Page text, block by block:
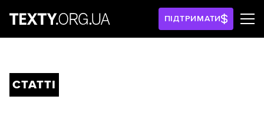
ПІДТРИМАТИ
СТАТТІ